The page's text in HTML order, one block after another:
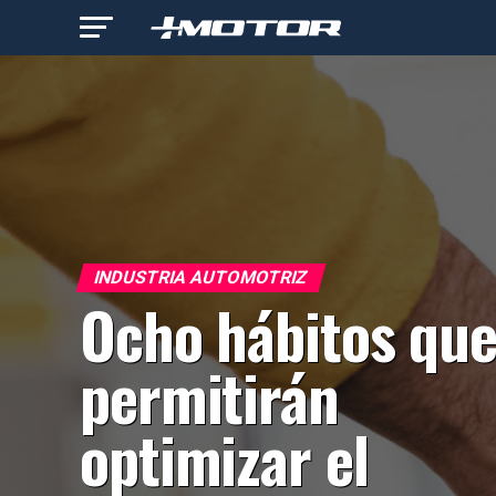
INDUSTRIA AUTOMOTRIZ
Ocho hábitos
permitirán
optimizar el